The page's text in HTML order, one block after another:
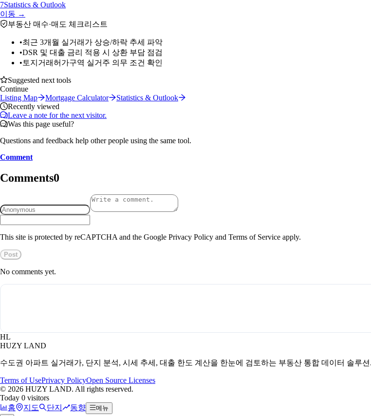
7Statistics & Outlook
이동 →
부동산 매수·매도 체크리스트
•최근 3개월 실거래가 상승/하락 추세 파악
•DSR 및 대출 금리 적용 시 상환 부담 점검
• 토지거래허가구역 실거주 의무 조건 확인
Suggested next tools
Continue
Listing Map
Mortgage Calculator
Statistics & Outlook
Recently viewed
Leave a note for the next visitor.
Was this page useful?
Questions and feedback help other people using the same tool.
Comment
Comments0
This site is protected by reCAPTCHA and the Google Privacy Policy and Terms of Service apply.
Post
No comments yet.
HL
HUZY LAND
수도권 아파트 실거래가, 단지 분석, 시세 추세, 대출 한도 계산을 한눈에 검토하는 부동산 통합 데이터 솔루션.
Terms of UsePrivacy PolicyOpen Source Licenses
© 2026 HUZY LAND. All rights reserved.
Today 0 visitors
홈
지도 단지 동향 메뉴